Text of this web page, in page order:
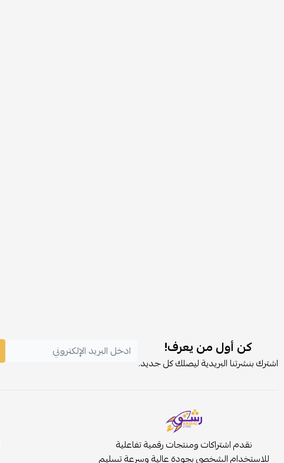
كن أول من يعرف!
اشترك بنشرتنا البريدية ليصلك كل جديد.
نقدم اشتراكات ومنتجات رقمية تفاعلية
للاستخدام الشخصي بجودة عالية وسرعة تسليم